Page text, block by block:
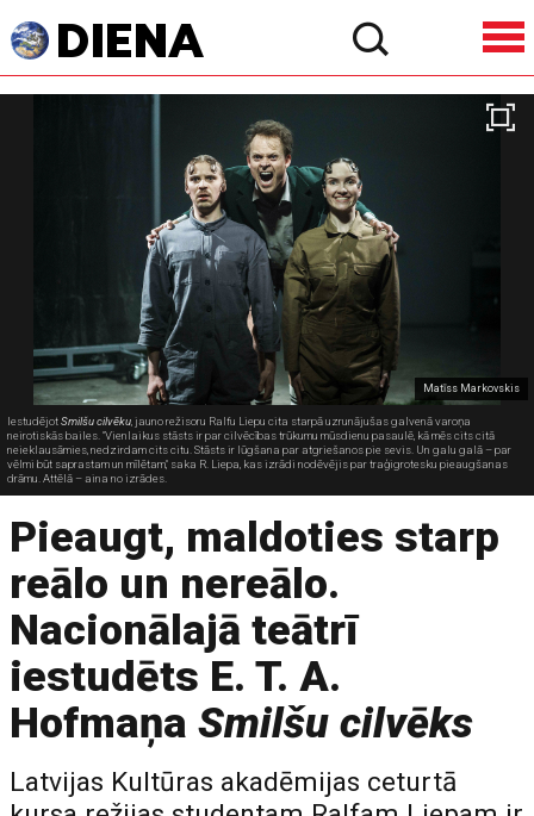
Matīss Markovskis
IestudējotSmilšu cilvēku, jauno režisoru Ralfu Liepu cita starpā uzrunājušas galvenā varoņa
neirotiskās bailes. "Vienlaikus stāsts ir par cilvēcības trūkumu mūsdienu pasaulē, kā mēs cits citā
neieklausāmies, nedzirdam cits citu. Stāsts ir lūgšana par atgriešanos pie sevis. Un galu galā – par
vēlmi būt saprastam un mīlētam," saka R. Liepa, kas izrādi nodēvējis par traģigrotesku pieaugšanas
drāmu. Attēlā – aina no izrādes.
Pieaugt, maldoties starp
reālo un nereālo.
Nacionālajā teātrī
iestudēts E. T. A.
HofmaņaSmilšu cilvēks
Latvijas Kultūras akadēmijas ceturtā